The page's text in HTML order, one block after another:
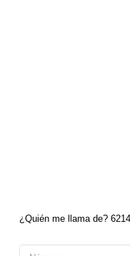
¿Quién me llama de?